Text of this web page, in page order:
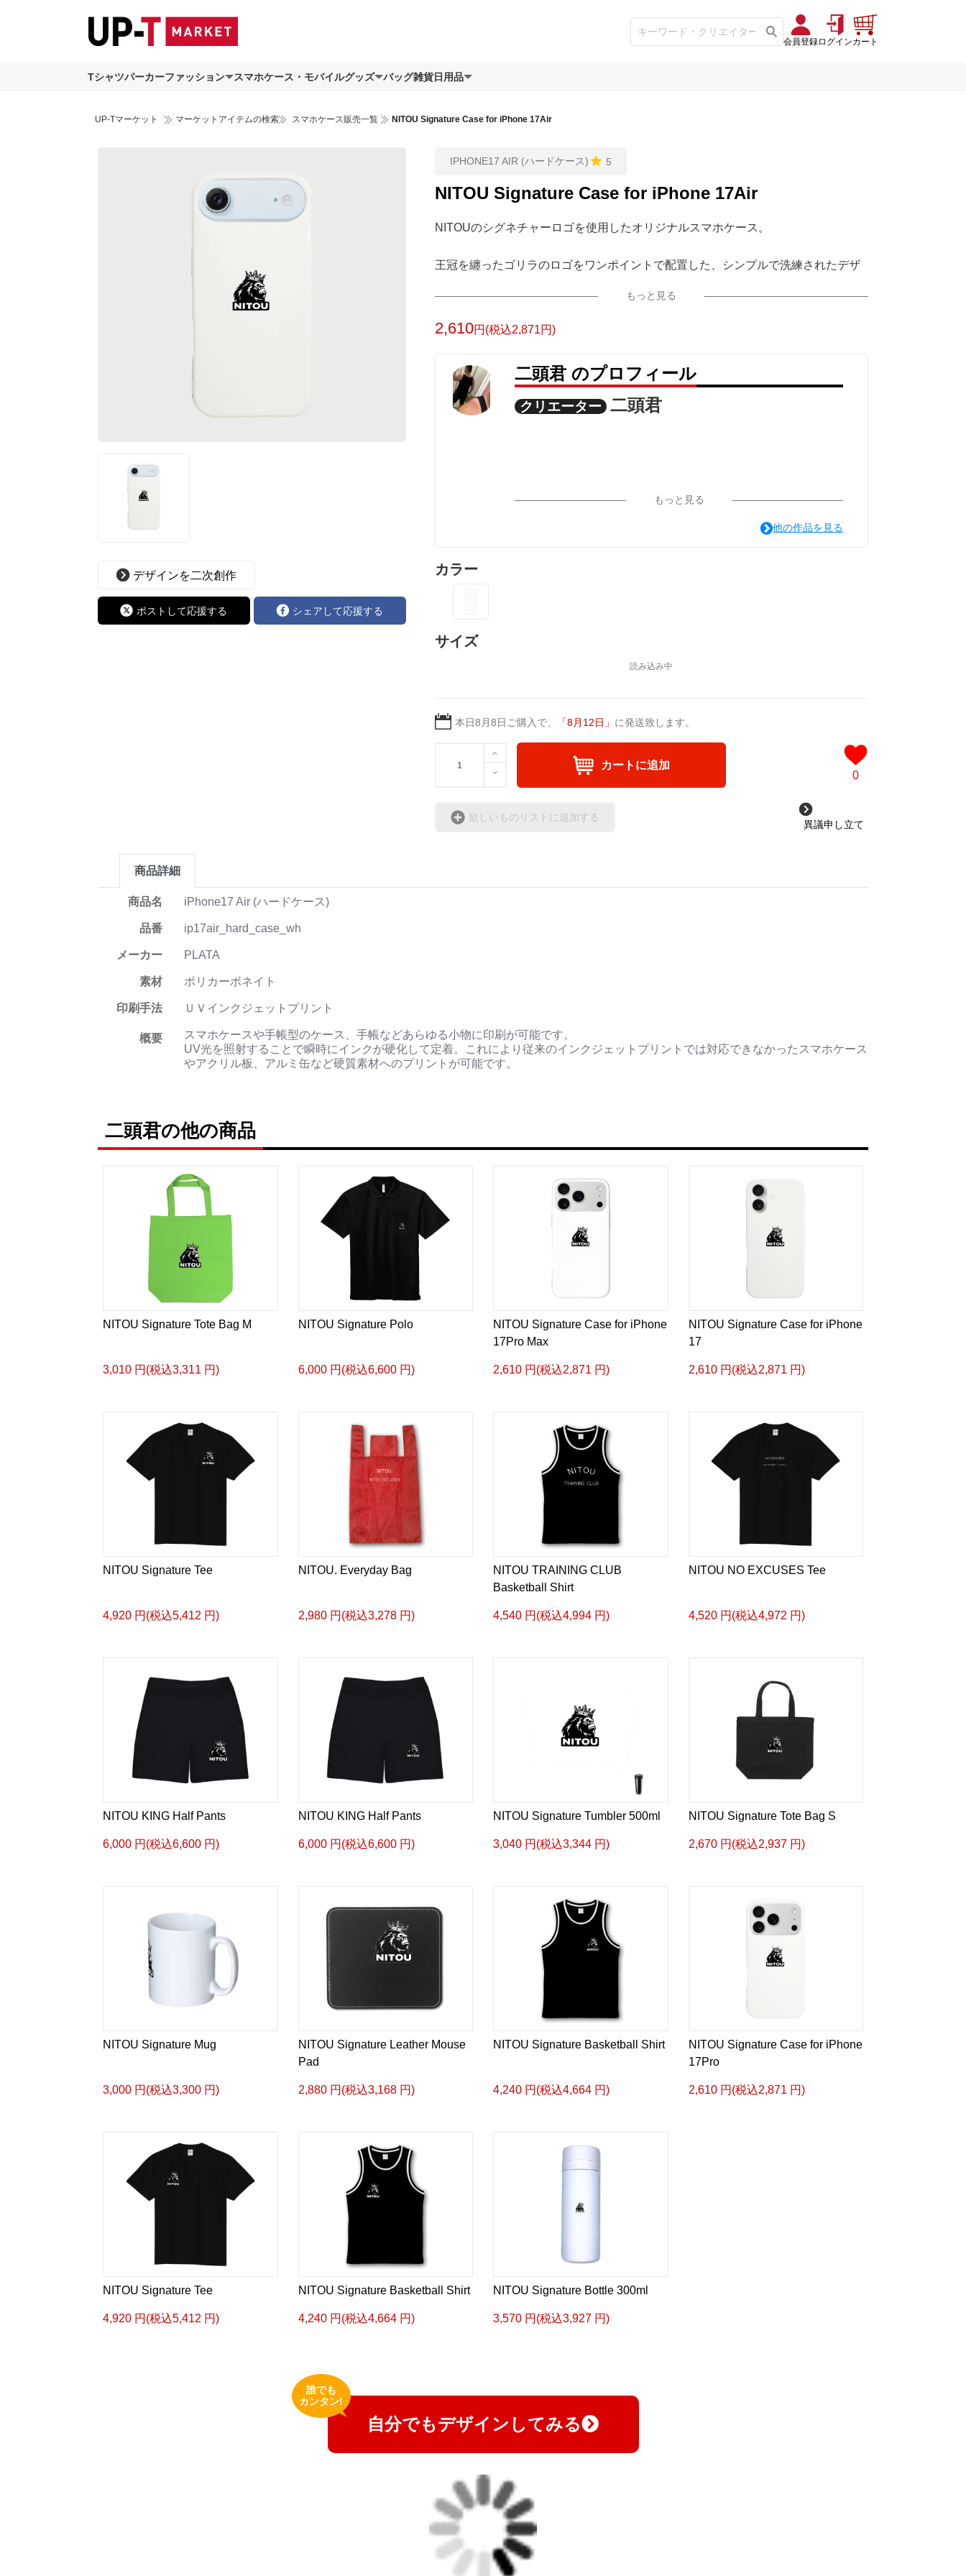
会員登録ログインカート
Tシャツパーカーファッション スマホケース・モバイルグッズ バッグ雑貨日用品
UP-Tマーケット マーケットアイテムの検索 スマホケース販売一覧 NITOU Signature Case for iPhone 17Air
デザインを二次創作
ポストして応援する シェアして応援する
IPHONE17 AIR (ハードケース) 5
NITOU Signature Case for iPhone 17Air
NITOUのシグネチャーロゴを使用したオリジナルスマホケース。
王冠を纏ったゴリラのロゴをワンポイントで配置した、シンプルで洗練されたデザ
派手すぎないデザインだからこそ、ビジネスシーンから普段使いまで幅広く活躍し
ます。
ケース本体は端末をしっかり保護しながら、持ちやすさにもこだわった設計。
自分用はもちろん、プレゼントにもおすすめです。
もっと見る
2,610円(税込2,871円)
二頭君 のプロフィール
クリエーター 二頭君
もっと見る
他の作品を見る
カラー
サイズ
本日8月8日 ご購入で、 「8月12日 」 に発送致します。
カートに追加
0
欲しいものリストに追加する
異議申し立て
商品詳細
商品名 iPhone17 Air (ハードケース)
品番 ip17air_hard_case_wh
メーカー PLATA
素材 ポリカーボネイト
印刷手法 ＵＶインクジェットプリント
概要
スマホケースや手帳型のケース、手帳などあらゆる小物に印刷が可能です。
UV光を照射することで瞬時にインクが硬化して定着。これにより従来のインクジェットプリントでは対応できなかったスマホケース
やアクリル板、アルミ缶など硬質素材へのプリントが可能です。
二頭君の他の商品
NITOU Signature Tote Bag M
3,010 円(税込3,311 円)
NITOU Signature Polo
6,000 円(税込6,600 円)
NITOU Signature Case for iPhone
17Pro Max
2,610 円(税込2,871 円)
NITOU Signature Case for iPhone
17
2,610 円(税込2,871 円)
NITOU Signature Tee
4,920 円(税込5,412 円)
NITOU. Everyday Bag
2,980 円(税込3,278 円)
NITOU TRAINING CLUB
Basketball Shirt
4,540 円(税込4,994 円)
NITOU NO EXCUSES Tee
4,520 円(税込4,972 円)
NITOU KING Half Pants
6,000 円(税込6,600 円)
NITOU KING Half Pants
6,000 円(税込6,600 円)
NITOU Signature Tumbler 500ml
3,040 円(税込3,344 円)
NITOU Signature Tote Bag S
2,670 円(税込2,937 円)
NITOU Signature Mug
3,000 円(税込3,300 円)
NITOU Signature Leather Mouse
Pad
2,880 円(税込3,168 円)
NITOU Signature Basketball Shirt
4,240 円(税込4,664 円)
NITOU Signature Case for iPhone
17Pro
2,610 円(税込2,871 円)
NITOU Signature Tee
4,920 円(税込5,412 円)
NITOU Signature Basketball Shirt
4,240 円(税込4,664 円)
NITOU Signature Bottle 300ml
3,570 円(税込3,927 円)
自分でもデザインしてみる
誰でも
カンタン!